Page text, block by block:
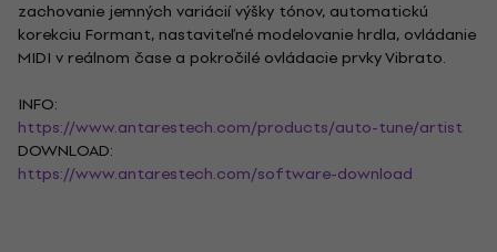
zachovanie jemných variácií výšky tónov, automatickú
korekciu Formant, nastaviteľné modelovanie hrdla, ovládanie
MIDI v reálnom čase a pokročilé ovládacie prvky Vibrato.
INFO:
https://www.antarestech.com/products/auto-tune/artist
DOWNLOAD:
https://www.antarestech.com/software-download